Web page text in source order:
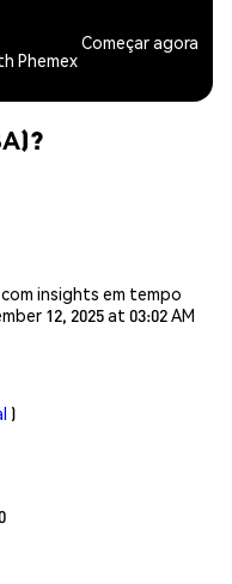
Phemex
Começar agora
insights em tempo
12, 2025 at 03:02 AM
)